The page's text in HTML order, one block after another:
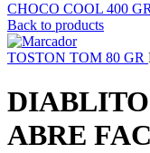
CHOCO COOL 400 GR
Back to products
TOSTON TOM 80 GR
ABRE